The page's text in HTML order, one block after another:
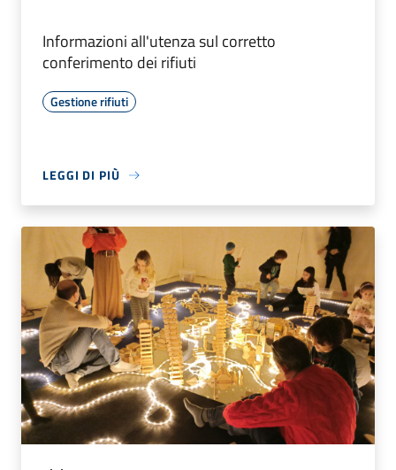
Informazioni all'utenza sul corretto
conferimento dei rifiuti
Gestione rifiuti
LEGGI DI PIÙ